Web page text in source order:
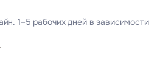
1–5 рабочих дней в зависимости